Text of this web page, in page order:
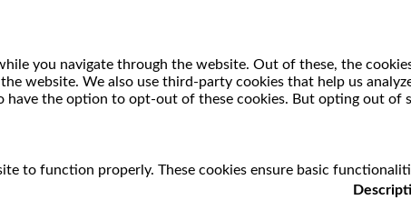
you navigate through the website. Out of these, the
website. We also use third-party cookies that help us
the option to opt-out of these cookies. But opting out of
to function properly. These cookies ensure basic